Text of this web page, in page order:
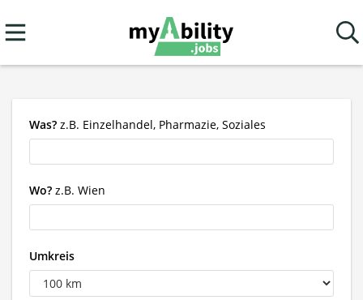
Was? z.B. Einzelhandel, Pharmazie, Soziales
Wo? z.B. Wien
Umkreis